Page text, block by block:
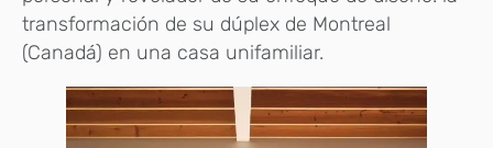
transformación de su dúplex de Montreal
(Canadá) en una casa unifamiliar.